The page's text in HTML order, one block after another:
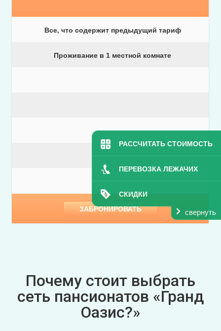
РАССЧИТАТЬ СТОИМОСТЬ
ПЕРЕВОЗКА ЛЕЖАЧИХ
СКИДКИ
свернуть
Все, что содержит предыдущий тариф
Проживание в 1 местной комнате
ЗАБРОНИРОВАТЬ
Почему стоит выбрать
сеть пансионатов «Гранд
Оазис?»